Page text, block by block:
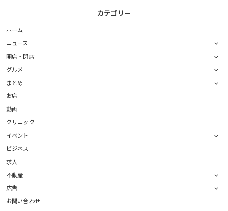
カテゴリー
ホーム
ニュース
開店・閉店
グルメ
まとめ
お店
動画
クリニック
イベント
ビジネス
求人
不動産
広告
お問い合わせ